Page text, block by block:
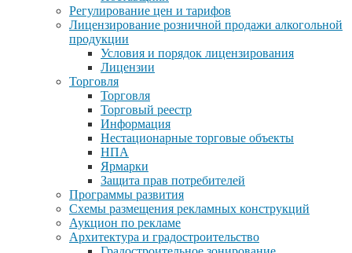
Регулирование цен и тарифов
Лицензирование розничной продажи алкогольной
продукции
Условия и порядок лицензирования
Лицензии
Торговля
Торговля
Торговый реестр
Информация
Нестационарные торговые объекты
НПА
Ярмарки
Защита прав потребителей
Программы развития
Схемы размещения рекламных конструкций
Аукцион по рекламе
Архитектура и градостроительство